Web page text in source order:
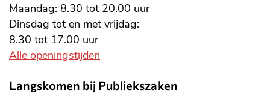
Maandag: 8.30 tot 20.00 uur
Dinsdag tot en met vrijdag:
8.30 tot 17.00 uur
Alle openingstijden
Langskomen bij Publiekszaken